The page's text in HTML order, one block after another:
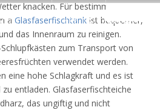
knacken. Für bestimmte
a Glasfaserfischtank ist bequemer,
das Innenraum zu reinigen.
zum Transport von
verwendet werden.
eine hohe Schlagkraft und es ist
entladen. Glasfaserfischteiche
das ungiftig und nicht
+86 18297984288
+86 15005619161